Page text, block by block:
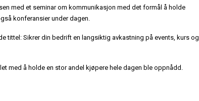
med et seminar om kommunikasjon med det formål å holde
konferansier under dagen.
tittel: Sikrer din bedrift en langsiktig avkastning på events, kurs og
med å holde en stor andel kjøpere hele dagen ble oppnådd.